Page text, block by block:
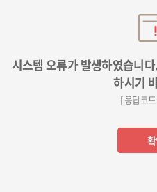
시스템 오류가 발생하였습니
하시기
[ 응답코